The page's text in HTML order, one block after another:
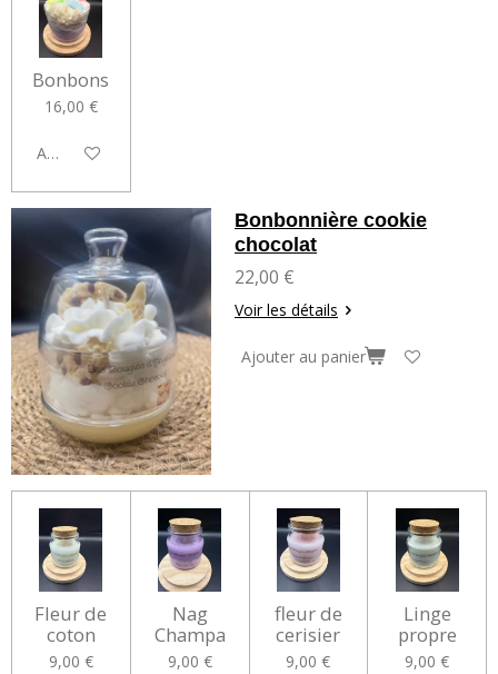
Bonbons
16,00 €
Ajouter au panier
Bonbonnière cookie
chocolat
22,00 €
Voir les détails
Ajouter au panier
Fleur de
coton
9,00 €
Nag
Champa
9,00 €
fleur de
cerisier
9,00 €
Linge
propre
9,00 €